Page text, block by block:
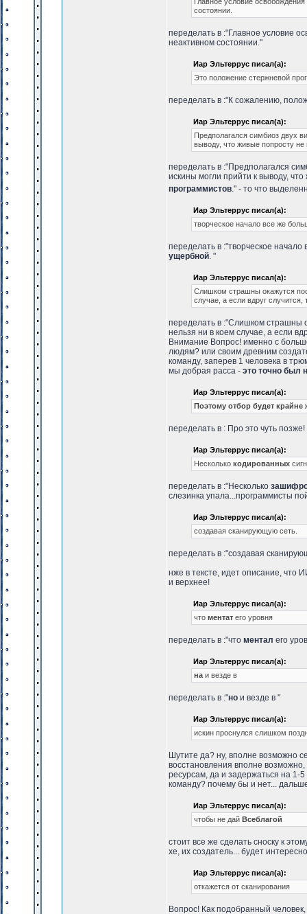
состоянии.
переделать в :"Главное условие
неактивном состоянии."
Иар Эльтеррус писал(а):
Это положение стержневой
переделать в :"К сожалению,
Иар Эльтеррус писал(а):
Предполагался симбиоз двух
выводу, что живые попросту
переделать в :"Предполагался
искины могли прийти к выводу,
программистов." - то что
Иар Эльтеррус писал(а):
творческое начало все же
переделать в :"творческое
ущербной. "
Иар Эльтеррус писал(а):
Слишком страшны окажутся
случае, а если вдруг случится,
переделать в :"Слишком страшны
нельзя ни в коем случае, а если
Внимание Вопрос! именно с
людям? или своим древним
команду, заперев 1 человека в
мы добрая расса - это точно был
Иар Эльтеррус писал(а):
Поэтому отбор будет крайне
переделать в : Про это чуть
Иар Эльтеррус писал(а):
Несколько кодированных
переделать в :"Несколько
слезинка упала...программисты
Иар Эльтеррус писал(а):
создавая сканирующую сеть.
переделать в :"создавая
нже в тексте, идет описание, что
и верхнее!
Иар Эльтеррус писал(а):
что ментат его уровня
переделать в :"что ментал его
Иар Эльтеррус писал(а):
на и везде в
переделать в :"но и везде в "
Иар Эльтеррус писал(а):
искин проснулся слишком
Шутите да? ну, вполне возможно
восстановления вполне возможно,
ресурсам, да и задержаться на 1-
команду? почему бы и нет...
Иар Эльтеррус писал(а):
чтобы не дай Всеблагой
стоит все же сделать сноску к
хе, их создатель... будет
Иар Эльтеррус писал(а):
откажется от сканирования
Вопрос! Как подобранный